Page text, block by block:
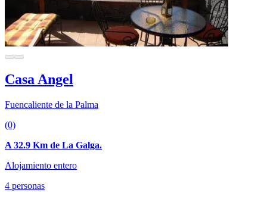
Casa Angel
Fuencaliente de la Palma
(0)
A 32.9 Km de La Galga.
Alojamiento entero
4 personas